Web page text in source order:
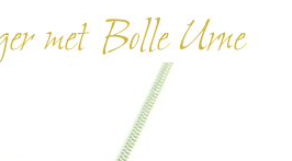
met Bolle Urne